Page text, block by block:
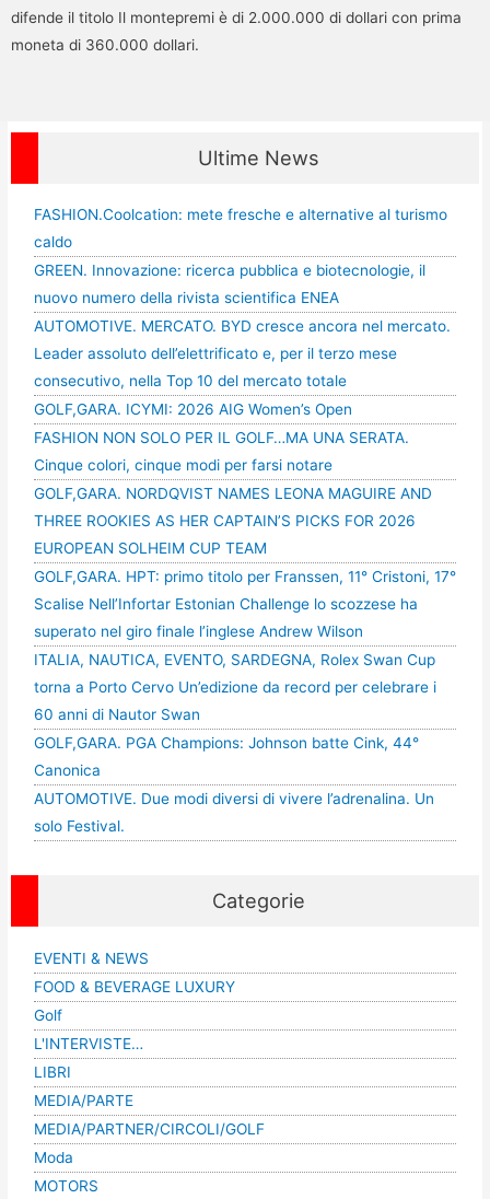
difende il titolo Il montepremi è di 2.000.000 di dollari con prima
moneta di 360.000 dollari.
Ultime News
FASHION.Coolcation: mete fresche e alternative al turismo
caldo
GREEN. Innovazione: ricerca pubblica e biotecnologie, il
nuovo numero della rivista scientifica ENEA
AUTOMOTIVE. MERCATO. BYD cresce ancora nel mercato.
Leader assoluto dell’elettrificato e, per il terzo mese
consecutivo, nella Top 10 del mercato totale
GOLF,GARA. ICYMI: 2026 AIG Women’s Open
FASHION NON SOLO PER IL GOLF…MA UNA SERATA.
Cinque colori, cinque modi per farsi notare
GOLF,GARA. NORDQVIST NAMES LEONA MAGUIRE AND
THREE ROOKIES AS HER CAPTAIN’S PICKS FOR 2026
EUROPEAN SOLHEIM CUP TEAM
GOLF,GARA. HPT: primo titolo per Franssen, 11° Cristoni, 17°
Scalise Nell’Infortar Estonian Challenge lo scozzese ha
superato nel giro finale l’inglese Andrew Wilson
ITALIA, NAUTICA, EVENTO, SARDEGNA, Rolex Swan Cup
torna a Porto Cervo Un’edizione da record per celebrare i
60 anni di Nautor Swan
GOLF,GARA. PGA Champions: Johnson batte Cink, 44°
Canonica
AUTOMOTIVE. Due modi diversi di vivere l’adrenalina. Un
solo Festival.
Categorie
EVENTI & NEWS
FOOD & BEVERAGE LUXURY
Golf
L'INTERVISTE…
LIBRI
MEDIA/PARTE
MEDIA/PARTNER/CIRCOLI/GOLF
Moda
MOTORS